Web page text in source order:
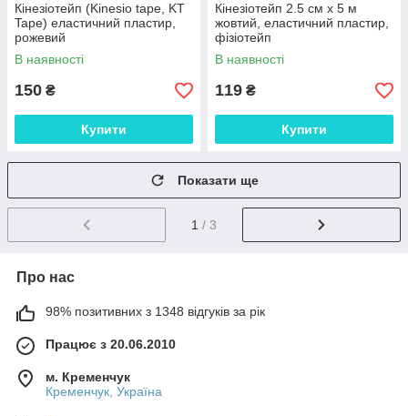
Кінезіотейп (Kinesio tape, KT
Tape) еластичний пластир,
рожевий
В наявності
150 ₴
Купити
Кінезіотейп 2.5 см х 5 м
жовтий, еластичний пластир,
фізіотейп
В наявності
119 ₴
Купити
Показати ще
1 / 3
Про нас
98% позитивних з 1348 відгуків за рік
Працює з 20.06.2010
м. Кременчук
Кременчук, Україна